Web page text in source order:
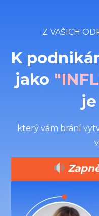
Z VAŠICH
K
jako
který vám brání